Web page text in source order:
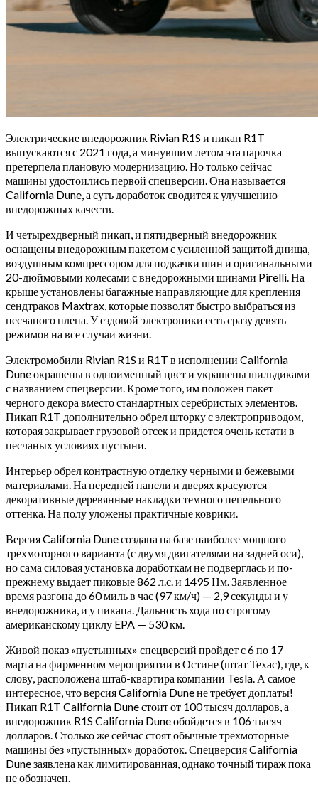
Электрические внедорожник Rivian R1S и пикап R1T
выпускаются с 2021 года, а минувшим летом эта парочка
претерпела плановую модернизацию. Но только сейчас
машины удостоились первой спецверсии. Она называется
California Dune, а суть доработок сводится к улучшению
внедорожных качеств.
И четырехдверный пикап, и пятидверный внедорожник
оснащены внедорожным пакетом с усиленной защитой днища,
воздушным компрессором для подкачки шин и оригинальными
20-дюймовыми колесами с внедорожными шинами Pirelli. На
крыше установлены багажные направляющие для крепления
сендтраков Maxtrax, которые позволят быстро выбраться из
песчаного плена. У ездовой электроники есть сразу девять
режимов на все случаи жизни.
Электромобили Rivian R1S и R1T в исполнении California
Dune окрашены в одноименный цвет и украшены шильдиками
с названием спецверсии. Кроме того, им положен пакет
черного декора вместо стандартных серебристых элементов.
Пикап R1T дополнительно обрел шторку с электроприводом,
которая закрывает грузовой отсек и придется очень кстати в
песчаных условиях пустыни.
Интерьер обрел контрастную отделку черными и бежевыми
материалами. На передней панели и дверях красуются
декоративные деревянные накладки темного пепельного
оттенка. На полу уложены практичные коврики.
Версия California Dune создана на базе наиболее мощного
трехмоторного варианта (с двумя двигателями на задней оси),
но сама силовая установка доработкам не подверглась и по-
прежнему выдает пиковые 862 л.с. и 1495 Нм. Заявленное
время разгона до 60 миль в час (97 км/ч) — 2,9 секунды и у
внедорожника, и у пикапа. Дальность хода по строгому
американскому циклу EPA — 530 км.
Живой показ «пустынных» спецверсий пройдет с 6 по 17
марта на фирменном мероприятии в Остине (штат Техас), где, к
слову, расположена штаб-квартира компании Tesla. А самое
интересное, что версия California Dune не требует доплаты!
Пикап R1T California Dune стоит от 100 тысяч долларов, а
внедорожник R1S California Dune обойдется в 106 тысяч
долларов. Столько же сейчас стоят обычные трехмоторные
машины без «пустынных» доработок. Спецверсия California
Dune заявлена как лимитированная, однако точный тираж пока
не обозначен.